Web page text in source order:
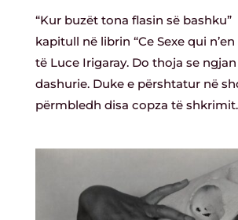
“Kur buzët tona flasin së
kapitull në librin “Ce Sexe qui
të Luce Irigaray. Do thoja se
dashurie. Duke e përshtatur në
përmbledh disa copza të